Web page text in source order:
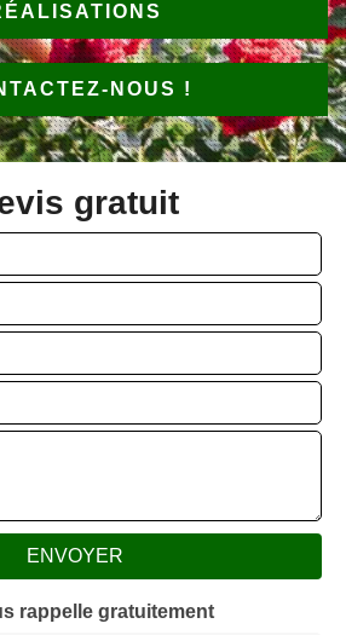
NOUS !
gratuit
rappelle gratuitement